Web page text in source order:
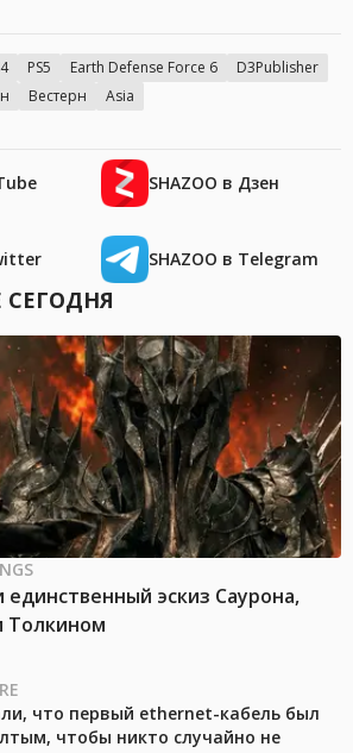
PS5 Earth Defense Force 6
D3Publisher
Вестерн Asia
SHAZOO в Дзен
SHAZOO в Telegram
единственный эскиз Саурона,
Толкином
что первый ethernet-кабель был
чтобы никто случайно не